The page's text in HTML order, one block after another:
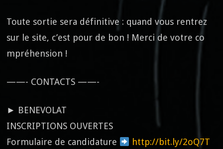
Toute sortie sera définitive : quand vous rentrez
sur le site, c’est pour de bon ! Merci de votre co
mpréhension !
——- CONTACTS ——-
► BENEVOLAT
INSCRIPTIONS OUVERTES
Formulaire de candidature
http://bit.ly/2oQ7T